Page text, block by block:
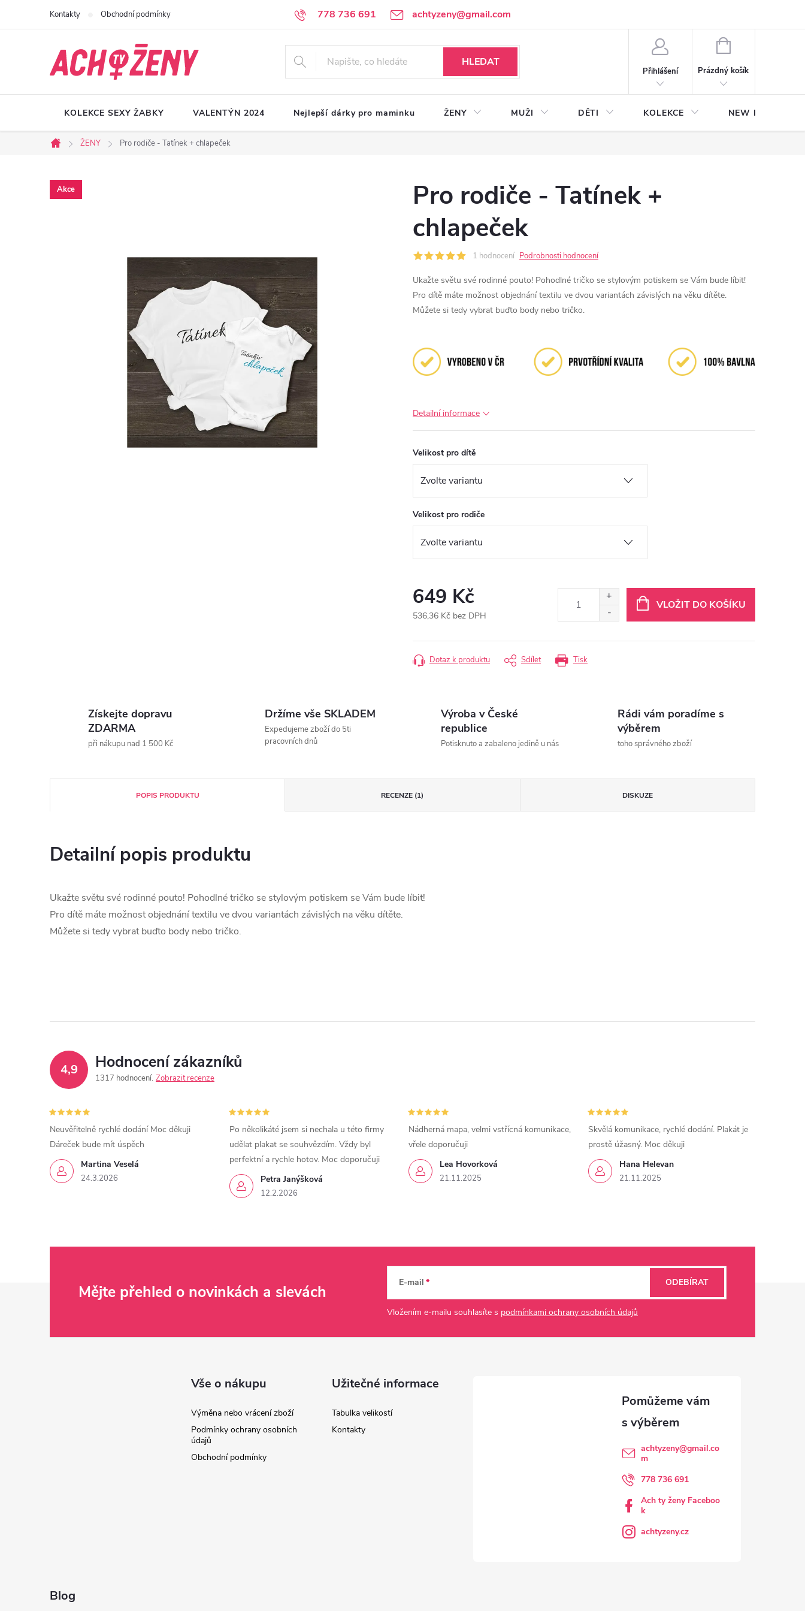
778 736 691 achtyzeny@gmail.com
Kontakty Obchodní podmínky
HLEDAT
Přihlášení
NÁKUPNÍ
Prázdný košík
KOLEKCE SEXY ŽABKY VALENTÝN 2024 Nejlepší dárky pro maminku ŽENY MUŽI DĚTI KOLEKCE NEW Plakáty s
Domů
ŽENY Pro rodiče - Tatínek + chlapeček
Akce
Pro rodiče - Tatínek +
chlapeček
1 hodnocení Podrobnosti hodnocení
Ukažte světu své rodinné pouto! Pohodlné tričko se stylovým potiskem se Vám bude líbit!
Pro dítě máte možnost objednání textilu ve dvou variantách závislých na věku dítěte.
Můžete si tedy vybrat buďto body nebo tričko.
Detailní informace
Velikost pro dítě
Velikost pro rodiče
649 Kč
536,36 Kč bez DPH
cena:
VLOŽIT DO KOŠÍKU
Tisk
Dotaz k produktu Sdílet
Získejte dopravu
ZDARMA
při nákupu nad 1 500 Kč
Držíme vše SKLADEM
Expedujeme zboží do 5ti
pracovních dnů
Výroba v České
republice
Potisknuto a zabaleno jedině u nás
Rádi vám poradíme s
výběrem
toho správného zboží
POPIS PRODUKTU RECENZE (1) DISKUZE
Detailní popis produktu
Ukažte světu své rodinné pouto! Pohodlné tričko se stylovým potiskem se Vám bude líbit!
Pro dítě máte možnost objednání textilu ve dvou variantách závislých na věku dítěte.
Můžete si tedy vybrat buďto body nebo tričko.
4,9 Hodnocení zákazníků
1317 hodnocení Zobrazit recenze
Martina Veselá
24.3.2026
Neuvěřitelně rychlé dodání Moc děkuji
Dáreček bude mít úspěch
Petra Janýšková
12.2.2026
Po několikáté jsem si nechala u této firmy
udělat plakat se souhvězdím. Vždy byl
perfektní a rychle hotov. Moc doporučuji
Lea Hovorková
21.11.2025
Nádherná mapa, velmi vstřícná komunikace,
vřele doporučuji
Hana Helevan
21.11.2025
Skvělá komunikace, rychlé dodání. Plakát je
prostě úžasný. Moc děkuji
Mějte přehled o novinkách a slevách E-mail
Vložením e-mailu souhlasíte s podmínkami ochrany osobních údajů
ODEBÍRAT
Vše o nákupu
Výměna nebo vrácení zboží
Podmínky ochrany osobních
údajů
Obchodní podmínky
Užitečné informace
Tabulka velikostí
Kontakty
achtyzeny@gmail.co
m
778 736 691
Ach ty ženy Faceboo
k
achtyzeny.cz
Blog